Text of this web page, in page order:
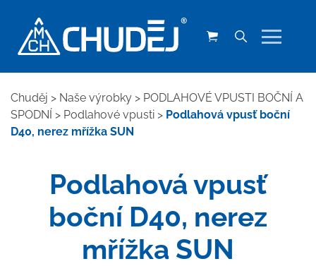
Chuděj > Naše výrobky > PODLAHOVÉ VPUSTI BOČNÍ A
SPODNÍ > Podlahové vpusti > Podlahová vpusť boční
D40, nerez mřížka SUN
Podlahová vpusť
boční D40, nerez
mřížka SUN